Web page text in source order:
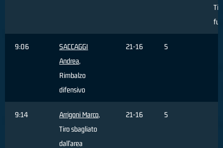
9:06
SACCAGGI
Andrea,
Rimbalzo
difensivo
21-16 5
9:14 Arrigoni Marco,
Tiro sbagliato
dall'area
21-16 5